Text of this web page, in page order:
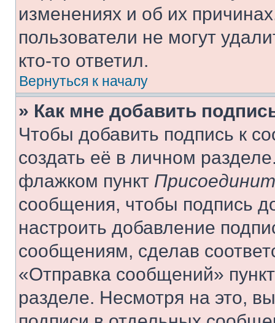
изменениях и об их
пользователи не могут
кто-то ответил.
Вернуться к началу
» Как мне добавить
Чтобы добавить подпись к
создать её в личном
флажком пункт
сообщения, чтобы подпись
настроить добавление
сообщениям, сделав
«Отправка сообщений»
разделе. Несмотря на это,